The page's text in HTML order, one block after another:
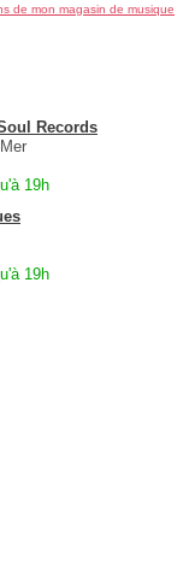
de mon magasin de musique
Records
19h
19h